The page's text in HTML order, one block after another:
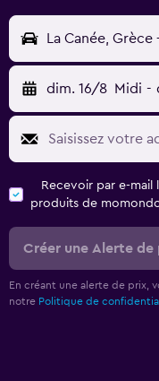
La Canée,
dim. 16/8 Midi -
Recevoir par e-mail
produits de
Créer une Alerte de
En créant une alerte de prix,
notre Politique de